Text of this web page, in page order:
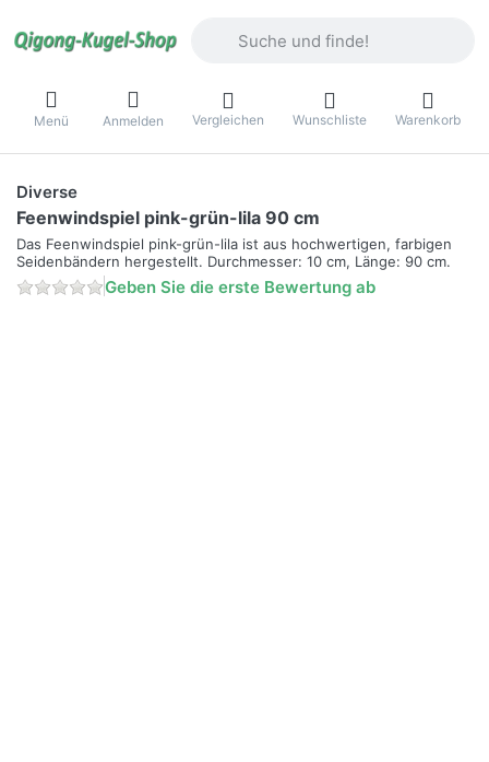
Menü Anmelden Vergleichen Wunschliste Warenkorb
Diverse
Feenwindspiel pink-grün-lila 90 cm
Das Feenwindspiel pink-grün-lila ist aus hochwertigen, farbigen
Seidenbändern hergestellt. Durchmesser: 10 cm, Länge: 90 cm.
Geben Sie die erste Bewertung ab